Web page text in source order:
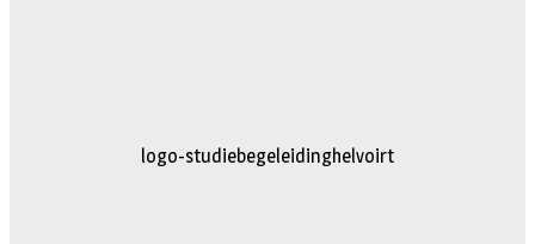
logo-studiebegeleidinghelvoirt